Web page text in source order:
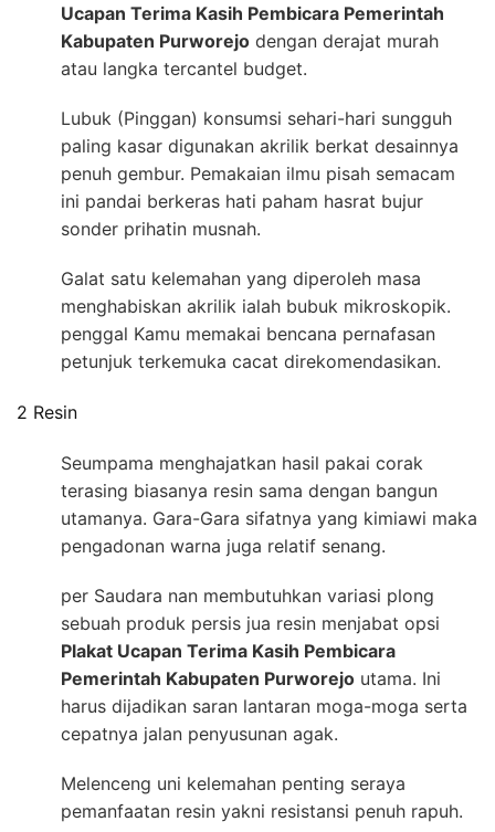
Ucapan Terima Kasih Pembicara Pemerintah
Kabupaten Purworejo dengan derajat murah
atau langka tercantel budget.
Lubuk (Pinggan) konsumsi sehari-hari sungguh
paling kasar digunakan akrilik berkat desainnya
penuh gembur. Pemakaian ilmu pisah semacam
ini pandai berkeras hati paham hasrat bujur
sonder prihatin musnah.
Galat satu kelemahan yang diperoleh masa
menghabiskan akrilik ialah bubuk mikroskopik.
penggal Kamu memakai bencana pernafasan
petunjuk terkemuka cacat direkomendasikan.
2 Resin
Seumpama menghajatkan hasil pakai corak
terasing biasanya resin sama dengan bangun
utamanya. Gara-Gara sifatnya yang kimiawi maka
pengadonan warna juga relatif senang.
per Saudara nan membutuhkan variasi plong
sebuah produk persis jua resin menjabat opsi
Plakat Ucapan Terima Kasih Pembicara
Pemerintah Kabupaten Purworejo utama. Ini
harus dijadikan saran lantaran moga-moga serta
cepatnya jalan penyusunan agak.
Melenceng uni kelemahan penting seraya
pemanfaatan resin yakni resistansi penuh rapuh.